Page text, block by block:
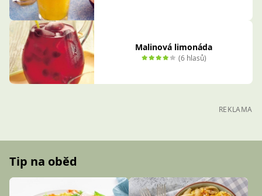
Malinová limonáda
(6 hlasů)
REKLAMA
Tip na oběd